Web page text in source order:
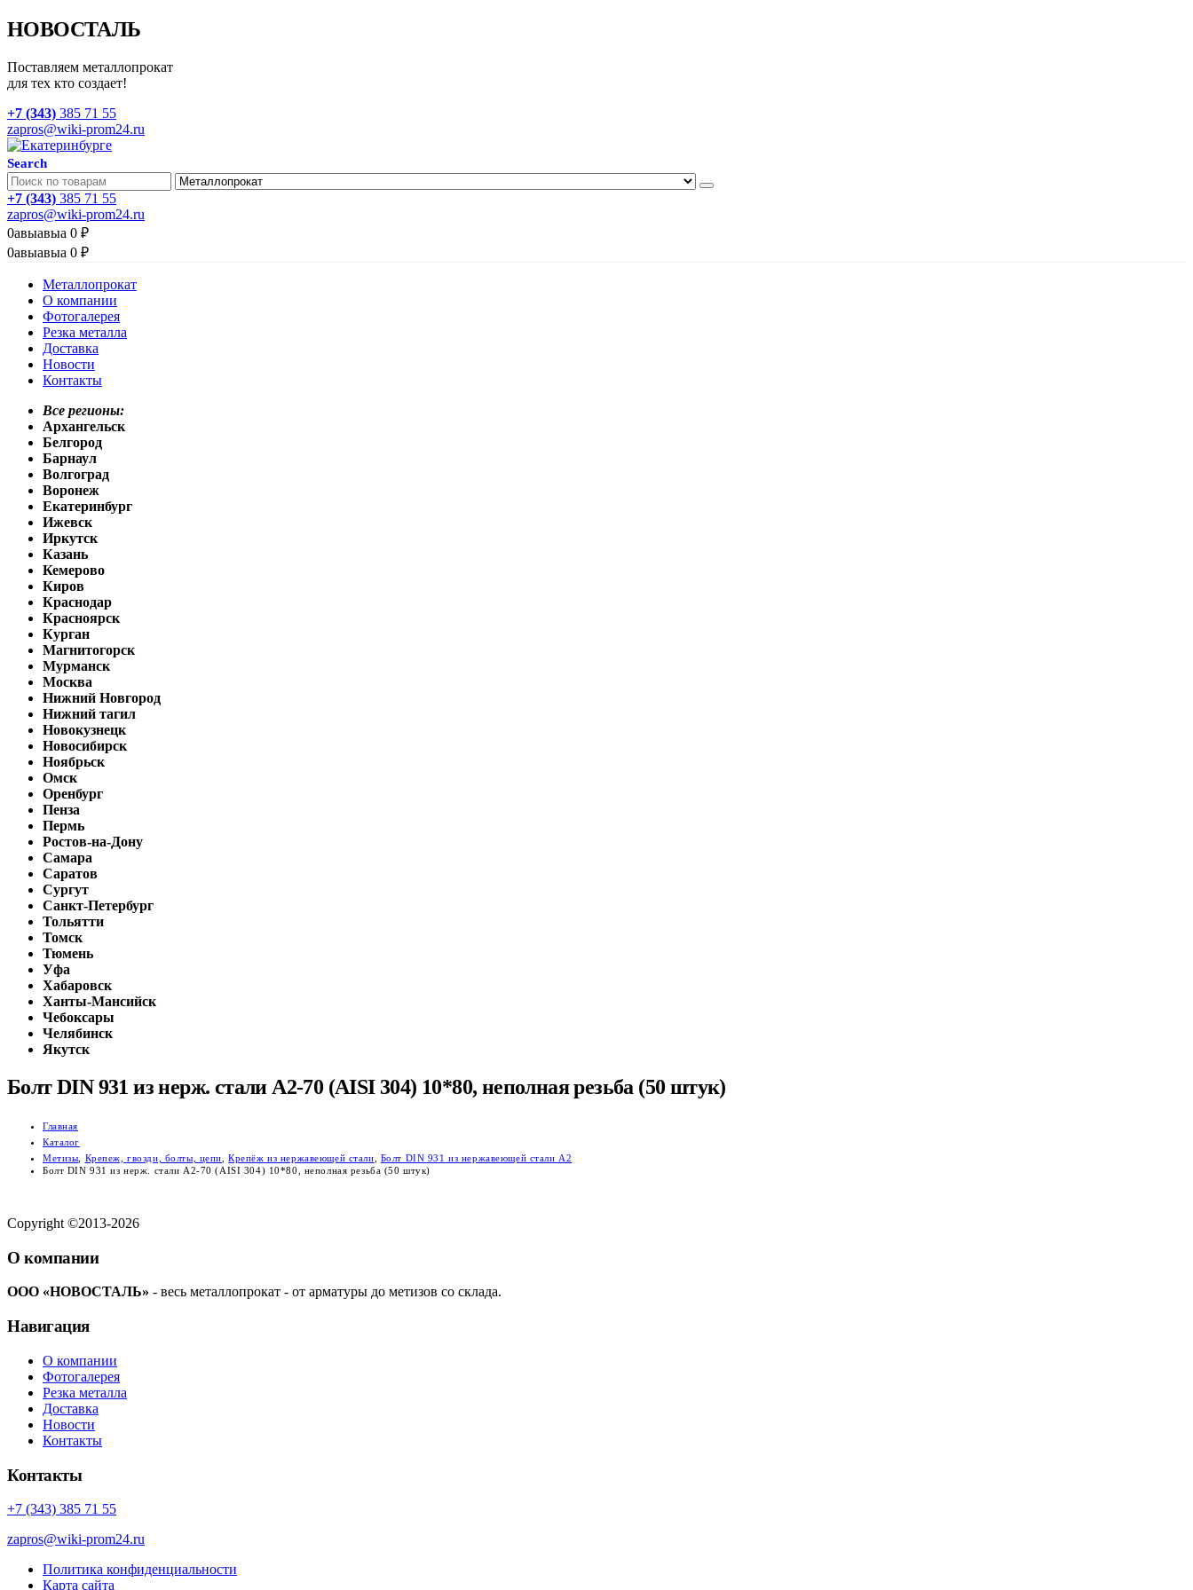
НОВОСТАЛЬ
Поставляем металлопрокат
для тех кто создает!
+7 (343) 385 71 55
zapros@wiki-prom24.ru
Search
+7 (343) 385 71 55
zapros@wiki-prom24.ru
0авыавыа 0 ₽
0авыавыа 0 ₽
Металлопрокат
О компании
Фотогалерея
Резка металла
Доставка
Новости
Контакты
Все регионы:
Архангельск
Белгород
Барнаул
Волгоград
Воронеж
Екатеринбург
Ижевск
Иркутск
Казань
Кемерово
Киров
Краснодар
Красноярск
Курган
Магнитогорск
Мурманск
Москва
Нижний Новгород
Нижний тагил
Новокузнецк
Новосибирск
Ноябрьск
Омск
Оренбург
Пенза
Пермь
Ростов-на-Дону
Самара
Саратов
Сургут
Санкт-Петербург
Тольятти
Томск
Тюмень
Уфа
Хабаровск
Ханты-Мансийск
Чебоксары
Челябинск
Якутск
Болт DIN 931 из нерж. стали A2-70 (AISI 304) 10*80, неполная резьба (50 штук)
Главная
Каталог
Метизы
Крепеж, гвозди, болты, цепи ,Крепёж из нержавеющей стали
Болт DIN 931 из нержавеющей стали А2
Болт DIN 931 из нерж. стали A2-70 (AISI 304) 10*80, неполная резьба (50 штук)
Copyright ©2013-2026
О компании
ООО «НОВОСТАЛЬ» - весь металлопрокат - от арматуры до метизов со склада.
Навигация
О компании
Фотогалерея
Резка металла
Доставка
Новости
Контакты
Контакты
+7 (343) 385 71 55
zapros@wiki-prom24.ru
Политика конфиденциальности
Карта сайта